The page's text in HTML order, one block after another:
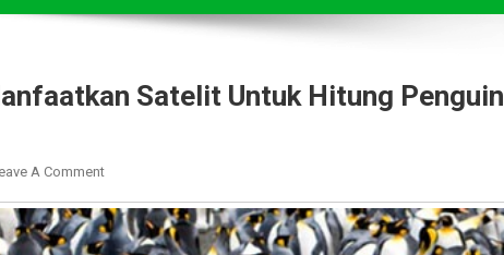
Satelit Untuk Hitung Penguin
A CommentOn
Manfaatkan
Satelit